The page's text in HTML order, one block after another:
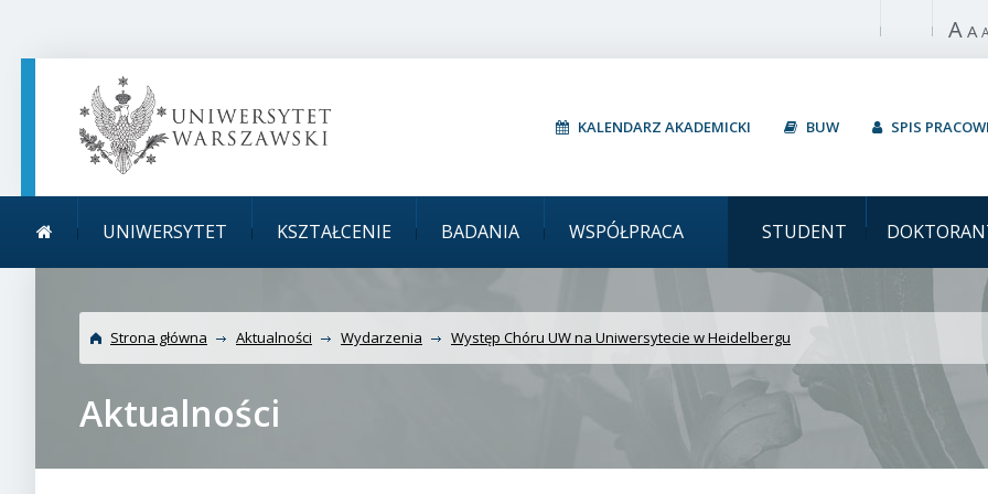
Włącz A A
KALENDARZ AKADEMICKI BUW SPIS
główne
UNIWERSYTET KSZTAŁCENIE BADANIA WSPÓŁPRACA STUDENT
Uniwersytet Warszawski Występ Chóru UW na
Heidelbergu
Strona główna Aktualności Wydarzenia Występ Chóru UW na Uniwersytecie w Heidelbergu
Aktualności